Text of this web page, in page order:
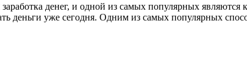
денег, и одной из самых популярных являются
деньги уже сегодня. Одним из самых популярных